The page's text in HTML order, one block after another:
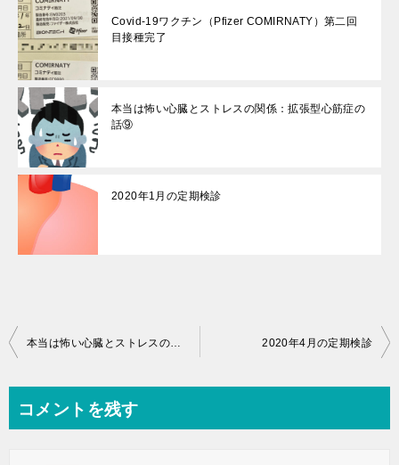
Covid-19ワクチン（Pfizer COMIRNATY）第二回
目接種完了
本当は怖い心臓とストレスの関係：拡張型心筋症の
話⑨
2020年1月の定期検診
投
ビ
2020年4月の定期検診
コメントを残す